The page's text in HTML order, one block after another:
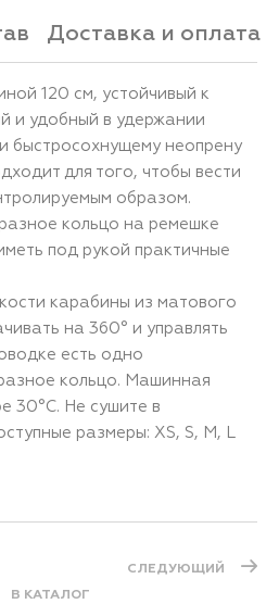
Доставка и оплата
120 см, устойчивый к
и удобный в удержании
быстросохнущему неопрену
для того, чтобы вести
образом.
кольцо на ремешке
под рукой практичные
карабины из матового
на 360° и управлять
есть одно
кольцо. Машинная
30°C. Не сушите в
размеры: XS, S, M, L
В КАТАЛОГ
СЛЕДУЮЩИЙ